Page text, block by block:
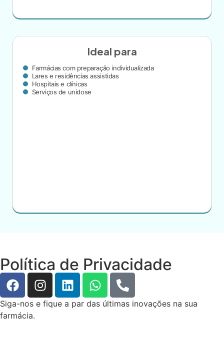
Ideal para
Farmácias com preparação individualizada
Lares e residências assistidas
Hospitais e clínicas
Serviços de unidose
Política de Privacidade
Siga-nos e fique a par das últimas inovações na sua
farmácia.